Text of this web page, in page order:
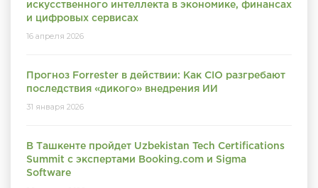
искусственного интеллекта в экономике, финансах
и цифровых сервисах
16 апреля 2026
Прогноз Forrester в действии: Как CIO разгребают
последствия «дикого» внедрения ИИ
31 января 2026
В Ташкенте пройдет Uzbekistan Tech Certifications
Summit с экспертами Booking.com и Sigma
Software